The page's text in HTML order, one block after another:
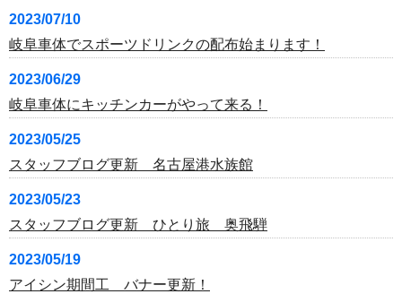
2023/07/10
岐阜車体でスポーツドリンクの配布始まります！
2023/06/29
岐阜車体にキッチンカーがやって来る！
2023/05/25
スタッフブログ更新 名古屋港水族館
2023/05/23
スタッフブログ更新 ひとり旅 奥飛騨
2023/05/19
アイシン期間工 バナー更新！